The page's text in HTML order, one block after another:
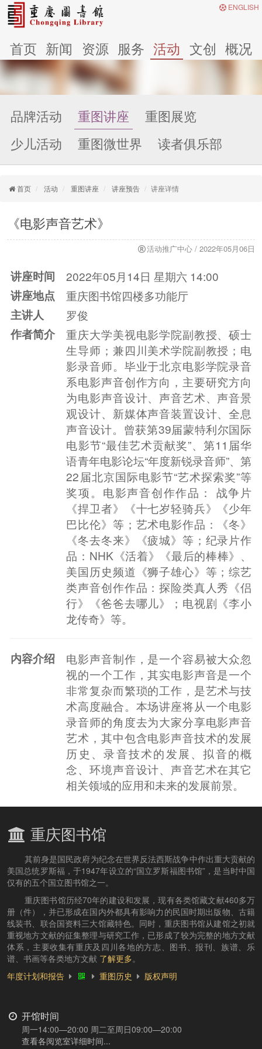
ENGLISH
首页 新闻 资源 服务 活动 文创 概况
品牌活动 重图讲座
重图展览
少儿活动
重图微世界 读者俱乐部
首页 活动 重图讲座 讲座预告 讲座详情
《电影声音艺术》
活动推广中心 / 2022年05月06日
讲座时间
2022年05月14日 星期六 14:00
讲座地点
重庆图书馆四楼多功能厅
主讲人
罗俊
作者简介
重庆大学美视电影学院副教授、硕士
生导师；兼四川美术学院副教授；电
影录音师。毕业于北京电影学院录音
系电影声音创作方向，主要研究方向
为电影声音设计、声音艺术、声音景
观设计、新媒体声音装置设计、全息
声音设计。曾获第39届蒙特利尔国际
电影节“最佳艺术贡献奖”、第11届华
语青年电影论坛“年度新锐录音师”、第
22届北京国际电影节“艺术探索奖”等
奖项。电影声音创作作品： 战争片
《捍卫者》《十七岁轻骑兵》《少年
巴比伦》等；艺术电影作品：《冬》
《冬去冬来》《疲城》等；纪录片作
品：NHK《活着》《最后的棒棒》、
美国历史频道《狮子雄心》等；综艺
类声音创作作品：探险类真人秀《侣
行》《爸爸去哪儿》；电视剧《李小
龙传奇》等。
内容介绍
电影声音制作，是一个容易被大众忽
视的一个工作，其实电影声音是一个
非常复杂而繁琐的工作，是艺术与技
术高度融合。本场讲座将从一个电影
录音师的角度去为大家分享电影声音
艺术，其中包含电影声音技术的发展
历史、录音技术的发展、拟音的概
念、环境声音设计、声音艺术在其它
相关领域的应用和未来的发展前景。
重庆图书馆
其前身是国民政府为纪念在世界反法西斯战争中作出重大贡献的
美国总统罗斯福，于1947年设立的“国立罗斯福图书馆”，是当时中国
仅有的五个国立图书馆之一。
重庆图书馆历经70年的建设和发展，现有各类馆藏文献460多万
册（件），并已形成在国内外都具有影响力的民国时期出版物、古籍
线装书、联合国资料三大馆藏特色。同时，重庆图书馆从建馆之初就
重视地方文献的征集整理与研究工作，已形成了较为完整的地方文献
体系，主要收集有重庆及四川各地的方志、图书、报刊、族谱、乐
谱、书画等各类地方文献 了解更多。
年度计划和报告
重图历史 版权声明
开馆时间
周一14:00—20:00 周二至周日09:00—20:00
查看各阅览室详细时间...